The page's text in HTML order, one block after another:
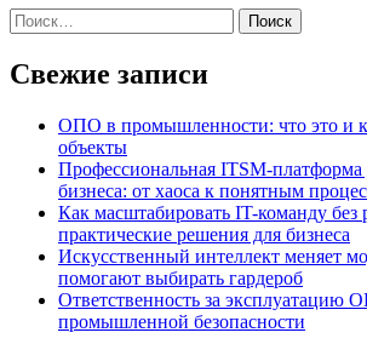
Найти:
Свежие записи
ОПО в промышленности: что это и
объекты
Профессиональная ITSM-платформа
бизнеса: от хаоса к понятным
Как масштабировать IT-команду без
практические решения для бизнеса
Искусственный интеллект меняет
помогают выбирать гардероб
Ответственность за эксплуатацию
промышленной безопасности